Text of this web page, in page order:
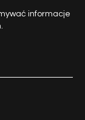
informacje